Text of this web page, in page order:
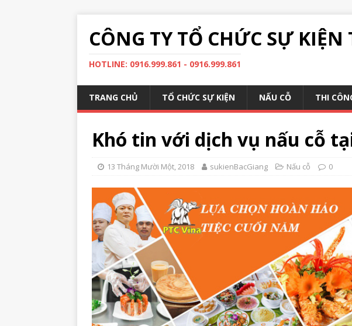
CÔNG TY TỔ CHỨC SỰ KIỆN
HOTLINE: 0916.999.861 - 0916.999.861
TRANG CHỦ TỔ CHỨC SỰ KIỆN NẤU CỖ THI
Khó tin với dịch vụ nấu cỗ
13 Tháng Mười Một, 2018 sukienBacGiang Nấu cỗ 0